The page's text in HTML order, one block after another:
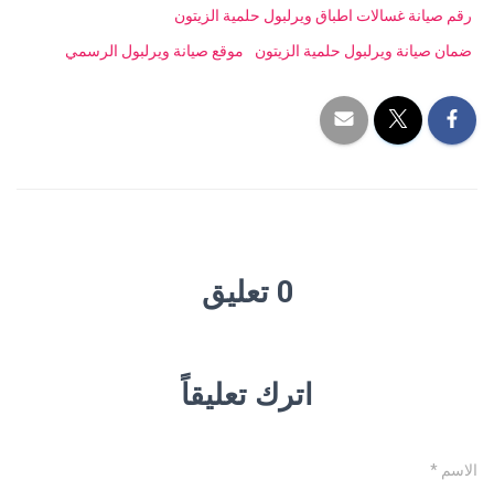
رقم صيانة غسالات اطباق ويرلبول حلمية الزيتون
ضمان صيانة ويرلبول حلمية الزيتون
موقع صيانة ويرلبول الرسمي
0 تعليق
اترك تعليقاً
الاسم *